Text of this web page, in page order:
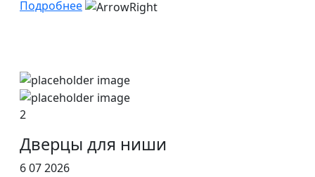
Подробнее
2
Дверцы для ниши
6 07 2026